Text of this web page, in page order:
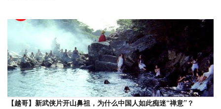
【越哥】新武侠片开山鼻祖，为什么中国人如此痴迷“禅意”？